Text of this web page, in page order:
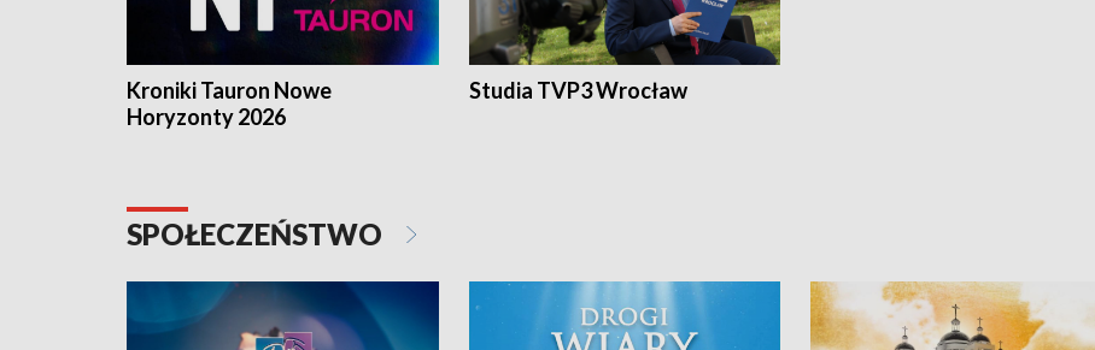
Kroniki Tauron Nowe
Horyzonty 2026
Studia TVP3 Wrocław
SPOŁECZEŃSTWO